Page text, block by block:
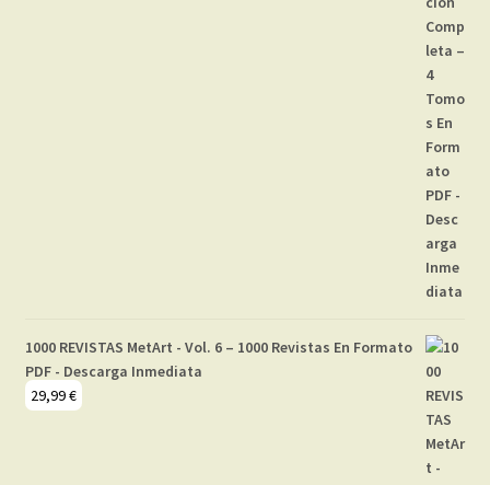
1000 REVISTAS MetArt - Vol. 6 – 1000 Revistas En Formato
PDF - Descarga Inmediata
29,99€